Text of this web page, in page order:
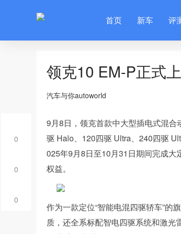
首页 新车 评
0
0
0
领克10 EM-P正式
汽车与你autoworld
9月8日，领克首款中大型插电式混
驱 Halo、120四驱 Ultra、240四驱
025年9月8日至10月31日期间完成
权益。
作为一款定位“智能电混四驱轿车”的
质，还全系标配智电四驱系统和激